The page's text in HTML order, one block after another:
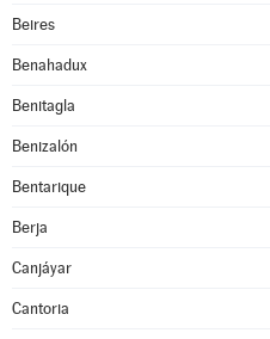
Beires
Benahadux
Benitagla
Benizalón
Bentarique
Berja
Canjáyar
Cantoria